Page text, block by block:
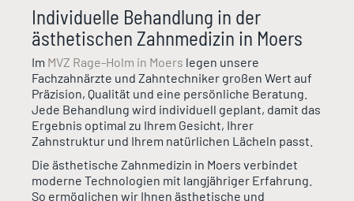
Individuelle Behandlung in der
ästhetischen Zahnmedizin in Moers
Im MVZ Rage-Holm in Moers legen unsere
Fachzahnärzte und Zahntechniker großen Wert auf
Präzision, Qualität und eine persönliche Beratung.
Jede Behandlung wird individuell geplant, damit das
Ergebnis optimal zu Ihrem Gesicht, Ihrer
Zahnstruktur und Ihrem natürlichen Lächeln passt.
Die ästhetische Zahnmedizin in Moers verbindet
moderne Technologien mit langjähriger Erfahrung.
So ermöglichen wir Ihnen ästhetische und